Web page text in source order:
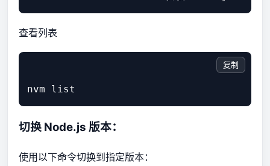
查看列表
复制
切换 Node.js 版本：
使用以下命令切换到指定版本：